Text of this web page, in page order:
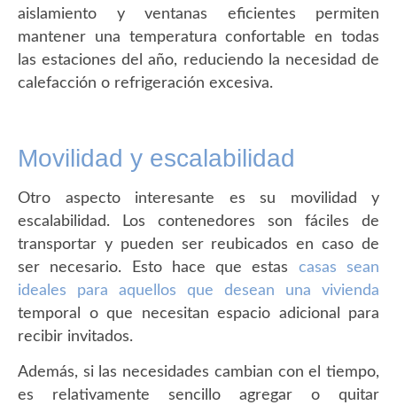
aislamiento y ventanas eficientes permiten
mantener una temperatura confortable en todas
las estaciones del año, reduciendo la necesidad de
calefacción o refrigeración excesiva.
Movilidad y escalabilidad
Otro aspecto interesante es su movilidad y
escalabilidad. Los contenedores son fáciles de
transportar y pueden ser reubicados en caso de
ser necesario. Esto hace que estas casas sean
ideales para aquellos que desean una vivienda
temporal o que necesitan espacio adicional para
recibir invitados.
Además, si las necesidades cambian con el tiempo,
es relativamente sencillo agregar o quitar